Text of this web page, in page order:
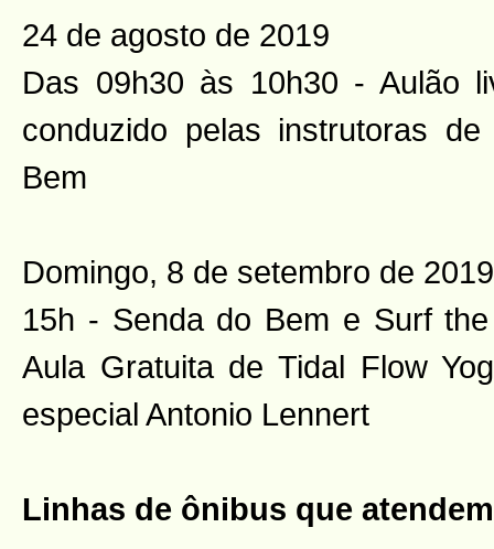
24 de agosto de 2019
Das 09h30 às 10h30 - Aulão
conduzido pelas instrutoras
Bem
Domingo, 8 de setembro de 2019
15h - Senda do Bem e Surf
Aula Gratuita de Tidal Flow
especial Antonio Lennert
Linhas de ônibus que